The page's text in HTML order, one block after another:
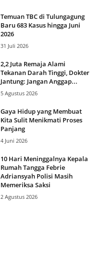
Temuan TBC di Tulungagung
Baru 683 Kasus hingga Juni
2026
31 Juli 2026
2,2 Juta Remaja Alami
Tekanan Darah Tinggi, Dokter
Jantung: Jangan Anggap...
5 Agustus 2026
Gaya Hidup yang Membuat
Kita Sulit Menikmati Proses
Panjang
4 Juni 2026
10 Hari Meninggalnya Kepala
Rumah Tangga Febrie
Adriansyah Polisi Masih
Memeriksa Saksi
2 Agustus 2026